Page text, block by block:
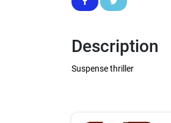
Description
Suspense thriller